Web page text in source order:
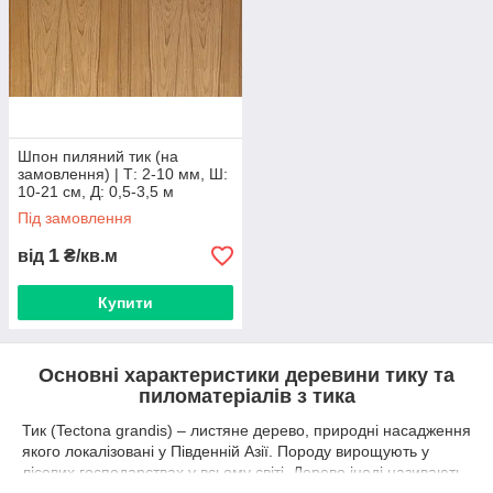
Відвантаження пиляного шпону тика виконується після
100% оплати.
Точні розміри пачок ламелі надасть менеджер.
Шпон пиляний тик (на
замовлення) | Т: 2-10 мм, Ш:
10-21 см, Д: 0,5-3,5 м
Під замовлення
від 1 ₴/кв.м
Купити
Основні характеристики деревини тику та
пиломатеріалів з тика
Тик (Tectona grandis) – листяне дерево, природні насадження
якого локалізовані у Південній Азії. Породу вирощують у
лісових господарствах у всьому світі. Дерево іноді називають